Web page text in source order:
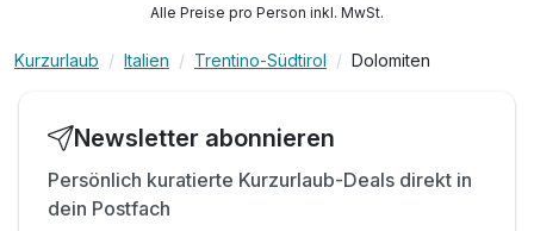
inkl. Bademantel für Ihren Aufenthalt
Alle Preise pro Person inkl. MwSt.
Kurzurlaub Italien Trentino-Südtirol Dolomiten
Newsletter abonnieren
Persönlich kuratierte Kurzurlaub-Deals direkt in
dein Postfach